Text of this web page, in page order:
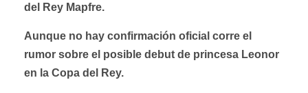
del Rey Mapfre.
Aunque no hay confirmación oficial corre el
rumor sobre el posible debut de princesa Leonor
en la Copa del Rey.